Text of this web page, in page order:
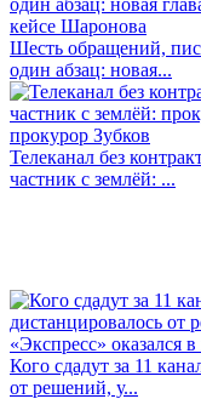
Шесть обращений,
один абзац: новая...
Телеканал без
частник с землёй: ...
Кого сдадут за 11
от решений, у...